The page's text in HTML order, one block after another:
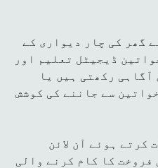
گھر کی چار دیواری کے
ڈیجیٹل تعلیم اور
رکھتی ہیں یا
سے جاننے کی کوشش
فروخت کا کام کرنے والی